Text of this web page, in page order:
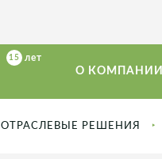
О КОМПАНИИ
ОТРАСЛЕВЫЕ РЕШЕНИЯ